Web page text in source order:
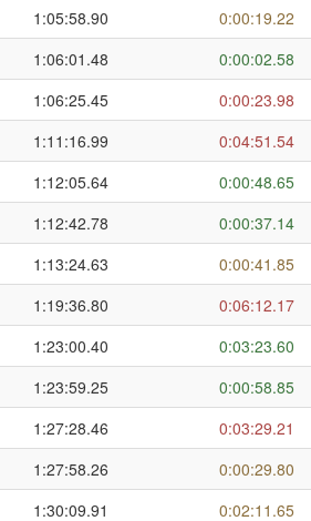
1:05:58.90 0:00:19.22
1:06:01.48 0:00:02.58
1:06:25.45 0:00:23.98
1:11:16.99 0:04:51.54
1:12:05.64 0:00:48.65
1:12:42.78 0:00:37.14
1:13:24.63 0:00:41.85
1:19:36.80 0:06:12.17
1:23:00.40 0:03:23.60
1:23:59.25 0:00:58.85
1:27:28.46 0:03:29.21
1:27:58.26 0:00:29.80
1:30:09.91 0:02:11.65